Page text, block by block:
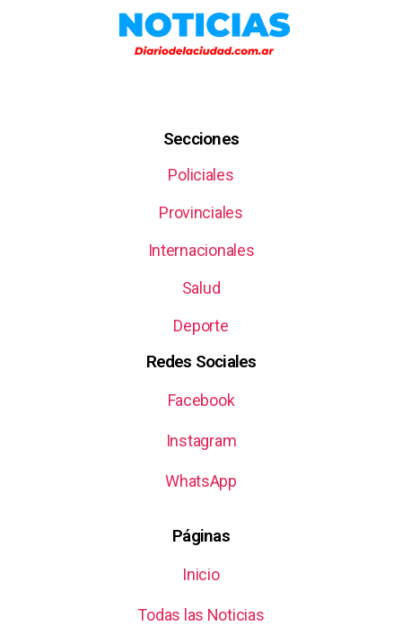
Secciones
Policiales
Provinciales
Internacionales
Salud
Deporte
Redes Sociales
Facebook
Instagram
WhatsApp
Páginas
Inicio
Todas las Noticias